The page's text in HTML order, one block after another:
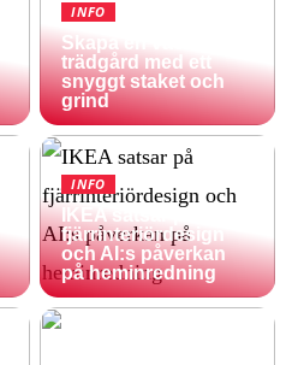
INFO
Skapa en vacker
trädgård med ett
snyggt staket och
grind
INFO
IKEA satsar på
fjärrinteriördesign
och AI:s påverkan
på heminredning